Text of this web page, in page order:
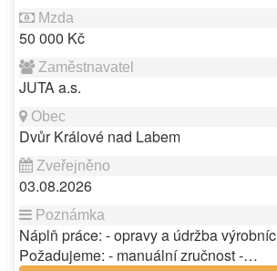
50 000 Kč
JUTA a.s.
Dvůr Králové nad Labem
03.08.2026
Náplň práce: - opravy a údržba
Požadujeme: - manuální zručnost -…